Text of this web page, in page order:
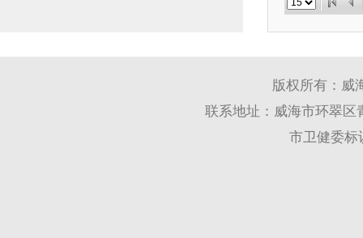
版权所有：威
联系地址：威海市环翠区
市卫健委标